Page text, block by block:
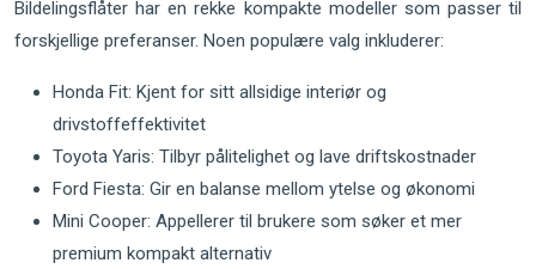
Bildelingsflåter har en rekke kompakte modeller som passer til
forskjellige preferanser. Noen populære valg inkluderer:
Honda Fit: Kjent for sitt allsidige interiør og
drivstoffeffektivitet
Toyota Yaris: Tilbyr pålitelighet og lave driftskostnader
Ford Fiesta: Gir en balanse mellom ytelse og økonomi
Mini Cooper: Appellerer til brukere som søker et mer
premium kompakt alternativ